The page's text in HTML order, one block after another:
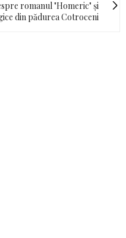
romanul "Homeric" și
din pădurea Cotroceni